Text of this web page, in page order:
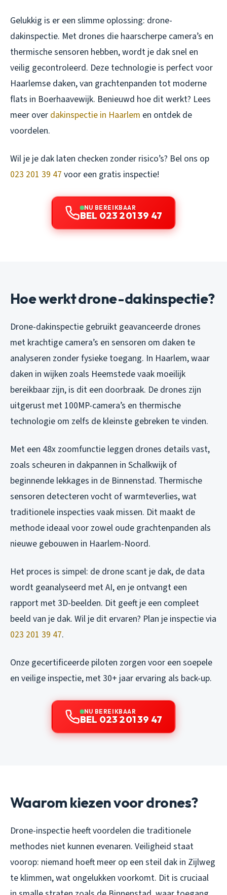
Gelukkig is er een slimme oplossing: drone-
dakinspectie. Met drones die haarscherpe camera’s en
thermische sensoren hebben, wordt je dak snel en
veilig gecontroleerd. Deze technologie is perfect voor
Haarlemse daken, van grachtenpanden tot moderne
flats in Boerhaavewijk. Benieuwd hoe dit werkt? Lees
meer over dakinspectie in Haarlem en ontdek de
voordelen.
Wil je je dak laten checken zonder risico’s? Bel ons op
023 201 39 47 voor een gratis inspectie!
NU BEREIKBAAR
BEL 023 201 39 47
Hoe werkt drone-dakinspectie?
Drone-dakinspectie gebruikt geavanceerde drones
met krachtige camera’s en sensoren om daken te
analyseren zonder fysieke toegang. In Haarlem, waar
daken in wijken zoals Heemstede vaak moeilijk
bereikbaar zijn, is dit een doorbraak. De drones zijn
uitgerust met 100MP-camera’s en thermische
technologie om zelfs de kleinste gebreken te vinden.
Met een 48x zoomfunctie leggen drones details vast,
zoals scheuren in dakpannen in Schalkwijk of
beginnende lekkages in de Binnenstad. Thermische
sensoren detecteren vocht of warmteverlies, wat
traditionele inspecties vaak missen. Dit maakt de
methode ideaal voor zowel oude grachtenpanden als
nieuwe gebouwen in Haarlem-Noord.
Het proces is simpel: de drone scant je dak, de data
wordt geanalyseerd met AI, en je ontvangt een
rapport met 3D-beelden. Dit geeft je een compleet
beeld van je dak. Wil je dit ervaren? Plan je inspectie via
023 201 39 47.
Onze gecertificeerde piloten zorgen voor een soepele
en veilige inspectie, met 30+ jaar ervaring als back-up.
NU BEREIKBAAR
BEL 023 201 39 47
Waarom kiezen voor drones?
Drone-inspectie heeft voordelen die traditionele
methodes niet kunnen evenaren. Veiligheid staat
voorop: niemand hoeft meer op een steil dak in Zijlweg
te klimmen, wat ongelukken voorkomt. Dit is cruciaal